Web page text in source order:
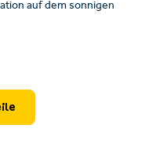
auf dem sonnigen